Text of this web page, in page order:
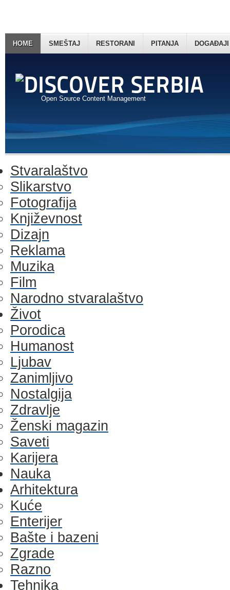
Open Source Content Management
HOME SMEŠTAJ RESTORANI PITANJA DOGAĐAJI
Stvaralaštvo
Slikarstvo
Fotografija
Književnost
Dizajn
Reklama
Muzika
Film
Narodno stvaralaštvo
Život
Porodica
Humanost
Ljubav
Zanimljivo
Nostalgija
Zdravlje
Ženski magazin
Saveti
Karijera
Nauka
Arhitektura
Kuće
Enterijer
Bašte i bazeni
Zgrade
Razno
Tehnika